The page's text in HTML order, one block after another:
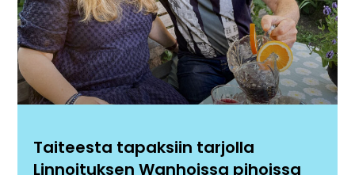
Taiteesta tapaksiin tarjolla
Linnoituksen Wanhoissa pihoissa